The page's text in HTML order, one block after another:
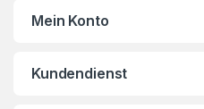
Mein Konto
Kundendienst